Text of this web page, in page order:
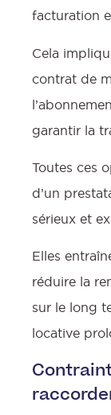
facturation
Cela
contrat de
garantir la
Toutes ces
d’un
sérieux et
Elles
réduire la
sur le long
locative